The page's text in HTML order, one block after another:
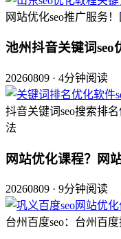
网站优化seo推广服务
池州抖音关键词
20260809 · 4分钟阅读
抖音关键词seo搜索排
法
网站优化课程？网
20260809 · 9分钟阅读
台州百度seo：台州百